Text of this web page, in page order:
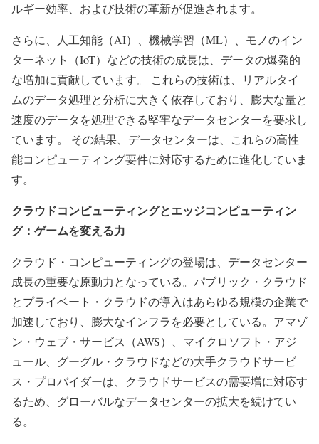
ルギー効率、および技術の革新が促進されます。
さらに、人工知能（AI）、機械学習（ML）、モノのイン
ターネット（IoT）などの技術の成長は、データの爆発的
な増加に貢献しています。 これらの技術は、リアルタイ
ムのデータ処理と分析に大きく依存しており、膨大な量と
速度のデータを処理できる堅牢なデータセンターを要求し
ています。 その結果、データセンターは、これらの高性
能コンピューティング要件に対応するために進化していま
す。
クラウドコンピューティングとエッジコンピューティン
グ：ゲームを変える力
クラウド・コンピューティングの登場は、データセンター
成長の重要な原動力となっている。パブリック・クラウド
とプライベート・クラウドの導入はあらゆる規模の企業で
加速しており、膨大なインフラを必要としている。アマゾ
ン・ウェブ・サービス（AWS）、マイクロソフト・アジ
ュール、グーグル・クラウドなどの大手クラウドサービ
ス・プロバイダーは、クラウドサービスの需要増に対応す
るため、グローバルなデータセンターの拡大を続けてい
る。